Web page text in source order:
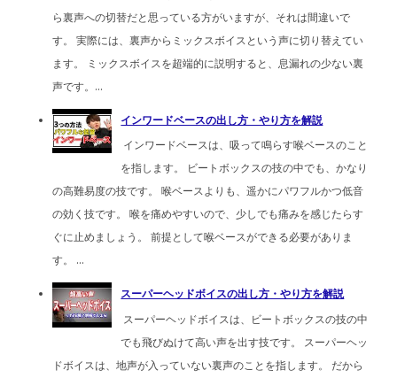
ら裏声への切替だと思っている方がいますが、それは間違いで
す。 実際には、裏声からミックスボイスという声に切り替えてい
ます。 ミックスボイスを超端的に説明すると、息漏れの少ない裏
声です。...
インワードベースの出し方・やり方を解説
インワードベースは、吸って鳴らす喉ベースのこと
を指します。 ビートボックスの技の中でも、かなり
の高難易度の技です。 喉ベースよりも、遥かにパワフルかつ低音
の効く技です。 喉を痛めやすいので、少しでも痛みを感じたらす
ぐに止めましょう。 前提として喉ベースができる必要がありま
す。 ...
スーパーヘッドボイスの出し方・やり方を解説
スーパーヘッドボイスは、ビートボックスの技の中
でも飛びぬけて高い声を出す技です。 スーパーヘッ
ドボイスは、地声が入っていない裏声のことを指します。 だから